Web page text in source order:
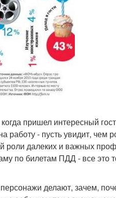
пришел интересный
работу - пусть увидит, чем
роли далеких и важных
по билетам ПДД - все это
делают, зачем,